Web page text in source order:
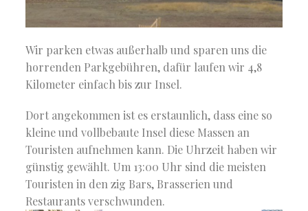
Wir parken etwas außerhalb und sparen uns die
horrenden Parkgebühren, dafür laufen wir 4,8
Kilometer einfach bis zur Insel.
Dort angekommen ist es erstaunlich, dass eine so
kleine und vollbebaute Insel diese Massen an
Touristen aufnehmen kann. Die Uhrzeit haben wir
günstig gewählt. Um 13:00 Uhr sind die meisten
Touristen in den zig Bars, Brasserien und
Restaurants verschwunden.